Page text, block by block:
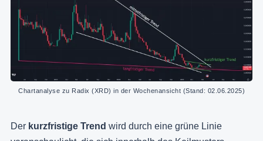
Chartanalyse zu Radix (XRD) in der Wochenansicht (Stand: 02.06.2025)
Der kurzfristige Trend wird durch eine grüne Linie